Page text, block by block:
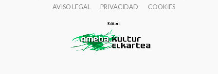
AVISO LEGAL
PRIVACIDAD COOKIES